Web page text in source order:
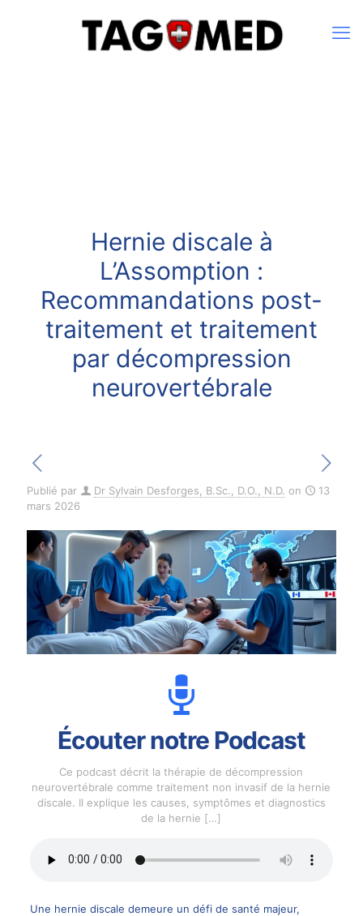
Hernie discale à
L’Assomption :
Recommandations post-
traitement et traitement
par décompression
neurovertébrale
Publié par Dr Sylvain Desforges, B.Sc., D.O., N.D. on
13
mars 2026
Écouter notre Podcast
Ce podcast décrit la thérapie de décompression
neurovertébrale comme traitement non invasif de la hernie
discale. Il explique les causes, symptômes et diagnostics
de la hernie […]
Une hernie discale demeure un défi de santé majeur,